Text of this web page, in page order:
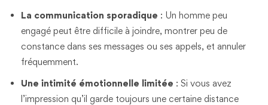
La communication sporadique : Un homme peu
engagé peut être difficile à joindre, montrer peu de
constance dans ses messages ou ses appels, et annuler
fréquemment.
Une intimité émotionnelle limitée : Si vous avez
l’impression qu’il garde toujours une certaine distance